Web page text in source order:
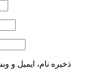
ذخیره نام، ایمیل و